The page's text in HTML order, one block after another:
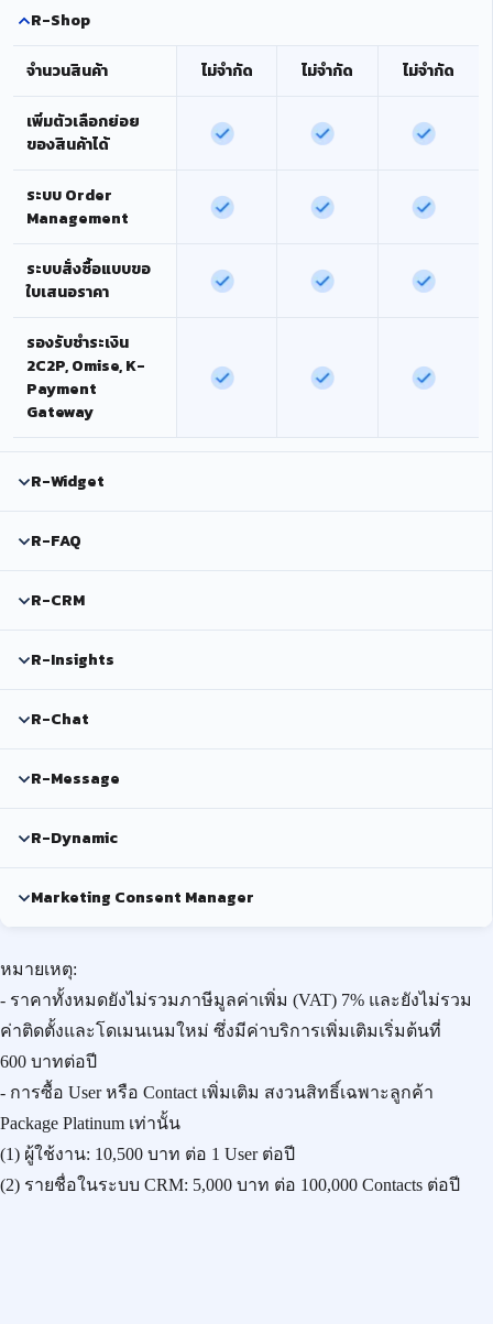
R-Shop
จำนวนสินค้า ไม่จำกัด ไม่จำกัด ไม่จำกัด
เพิ่มตัวเลือกย่อย
ของสินค้าได้
ระบบ Order
Management
ระบบสั่งซื้อแบบขอ
ใบเสนอราคา
รองรับชำระเงิน
2C2P, Omise, K-
Payment
Gateway
R-Widget
R-FAQ
R-CRM
R-Insights
R-Chat
R-Message
R-Dynamic
Marketing Consent Manager
หมายเหตุ:
- ราคาทั้งหมดยังไม่รวมภาษีมูลค่าเพิ่ม (VAT) 7% และยังไม่รวม
ค่าติดตั้งและโดเมนเนมใหม่ ซึ่งมีค่าบริการเพิ่มเติมเริ่มต้นที่
600 บาทต่อปี
- การซื้อ User หรือ Contact เพิ่มเติม สงวนสิทธิ์เฉพาะลูกค้า
Package Platinum เท่านั้น
(1) ผู้ใช้งาน: 10,500 บาท ต่อ 1 User ต่อปี
(2) รายชื่อในระบบ CRM: 5,000 บาท ต่อ 100,000 Contacts ต่อปี